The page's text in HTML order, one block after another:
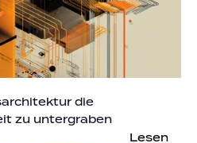
die
zu untergraben
Lesen